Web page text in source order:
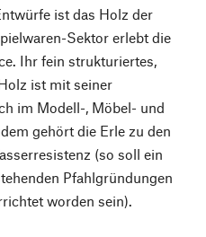
ist das Holz der
Sektor erlebt die
Ihr fein strukturiertes,
ist mit seiner
im Modell-, Möbel- und
gehört die Erle zu den
(so soll ein
Pfahlgründungen
worden sein).